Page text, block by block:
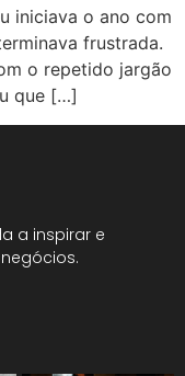
iniciava o ano com
frustrada.
o repetido jargão
que […]
a inspirar e